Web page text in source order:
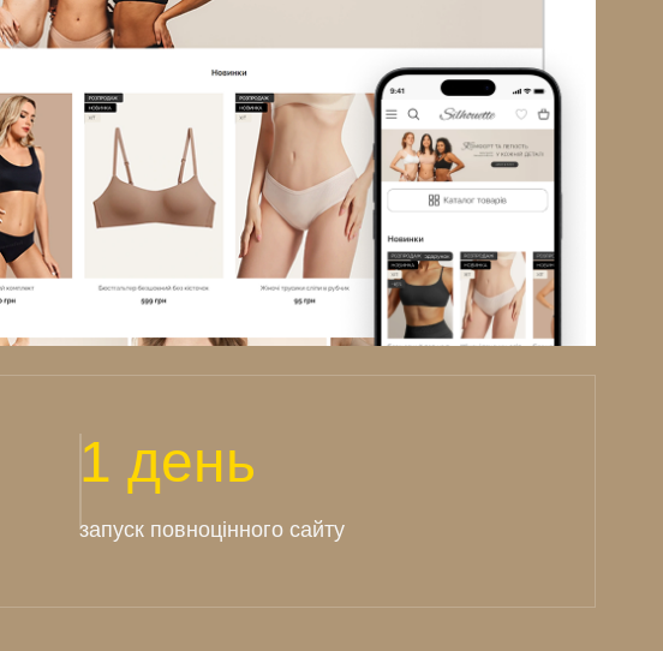
1 день
запуск повноцінного сайту